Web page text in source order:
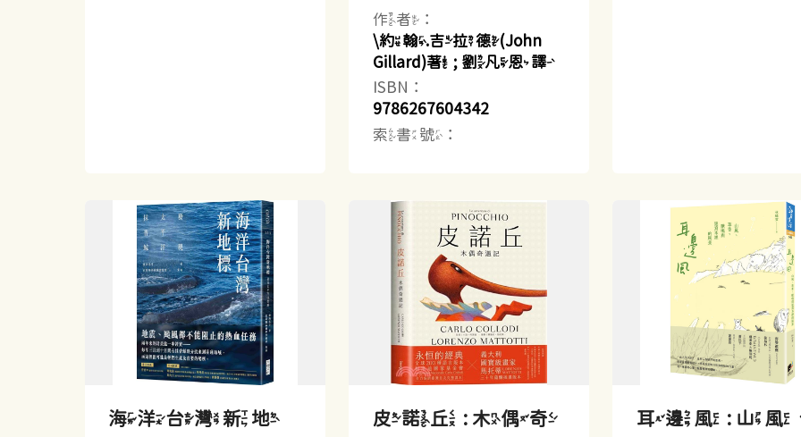
作者：
\約翰.吉拉德(John
Gillard)著 ; 劉凡恩譯
ISBN：
9786267604342
索書號：
海洋台灣新地
皮諾丘 : 木偶奇
耳邊風 : 山風